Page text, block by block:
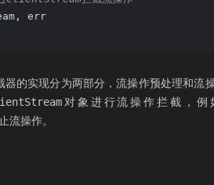
err
器的实现分为两部分，流操作预处理和流
对象进行流操作拦截，例
流操作。